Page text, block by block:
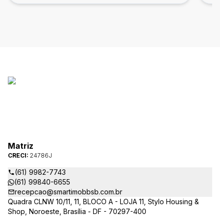
Matriz
CRECI: 24786J
(61) 9982-7743
(61) 99840-6655
recepcao@smartimobbsb.com.br
Quadra CLNW 10/11, 11, BLOCO A - LOJA 11, Stylo Housing &
Shop, Noroeste, Brasília - DF - 70297-400